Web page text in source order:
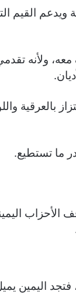
القيم
ولأنه
بالعرقية
ما تستطيع.
الأحزاب
فتجد اليمين